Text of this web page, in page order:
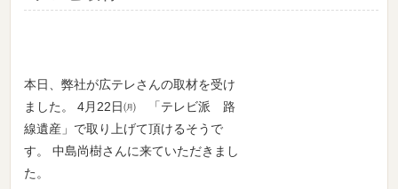
本日、弊社が広テレさんの取材を受け
ました。 4月22日㈪ 「テレビ派 路
線遺産」で取り上げて頂けるそうで
す。 中島尚樹さんに来ていただきまし
た。